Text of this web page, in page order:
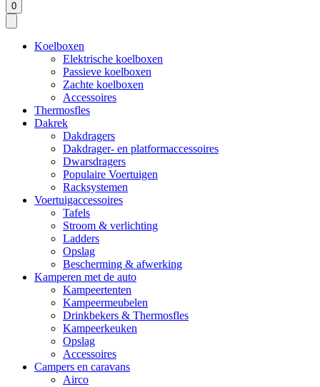
0
Koelboxen
Elektrische koelboxen
Passieve koelboxen
Zachte koelboxen
Accessoires
Thermosfles
Dakrek
Dakdragers
Dakdrager- en platformaccessoires
Dwarsdragers
Populaire Voertuigen
Racksystemen
Voertuigaccessoires
Tafels
Stroom & verlichting
Ladders
Opslag
Bescherming & afwerking
Kamperen met de auto
Kampeertenten
Kampeermeubelen
Drinkbekers & Thermosfles
Kampeerkeuken
Opslag
Accessoires
Campers en caravans
Airco